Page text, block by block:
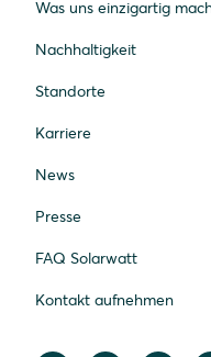
Was uns einzigartig
Nachhaltigkeit
Standorte
Karriere
News
Presse
FAQ Solarwatt
Kontakt aufnehmen